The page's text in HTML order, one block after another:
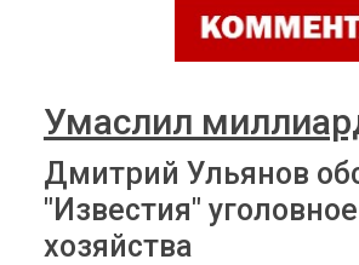
Умаслил
Дмитрий Ульянов
"Известия"
хозяйства